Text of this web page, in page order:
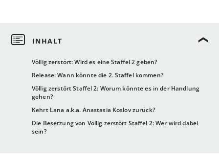
Völlig zerstört: Wird es eine Staffel 2 geben?
Release: Wann könnte die 2. Staffel kommen?
Völlig zerstört Staffel 2: Worum könnte es in der Handlung
gehen?
Kehrt Lana a.k.a. Anastasia Koslov zurück?
Die Besetzung von Völlig zerstört Staffel 2: Wer wird dabei
sein?